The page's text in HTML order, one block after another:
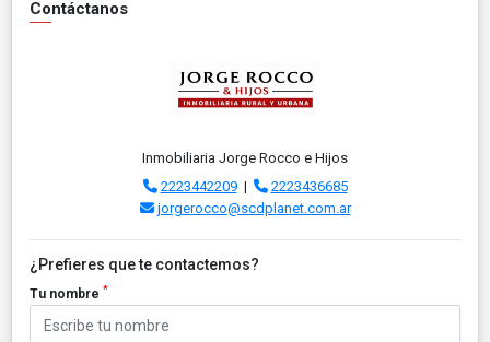
Contáctanos
Inmobiliaria Jorge Rocco e Hijos
2223442209|
2223436685
jorgerocco@scdplanet.com.ar
¿Prefieres que te contactemos?
Tu nombre *